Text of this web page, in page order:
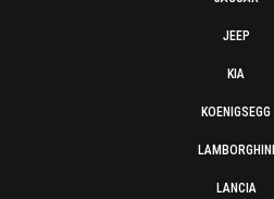
JEEP
KIA
KOENIGSEGG
LAMBORGHINI
LANCIA